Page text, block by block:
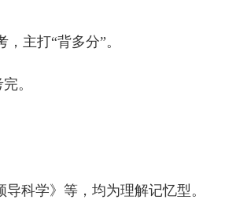
主打“背多分”。
。
科学》等，均为理解记忆型。